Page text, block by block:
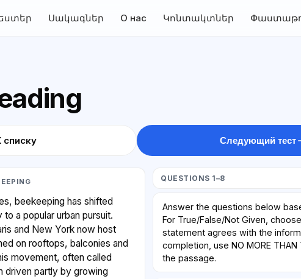
Սակագներ О нас Կոնտակտներ
списку Следующий тест
beekeeping has shifted
a popular urban pursuit.
and New York now host
on rooftops, balconies and
movement, often called
driven partly by growing
QUESTIONS 1–8
Answer the questions below
For True/False/Not Given,
statement agrees with the
completion, use NO MORE THAN
the passage.